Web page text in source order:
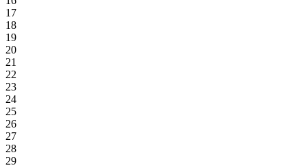
17
18
19
20
21
22
23
24
25
26
27
28
29